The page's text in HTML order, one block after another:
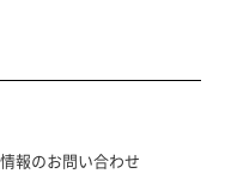
報のお問い合わせ